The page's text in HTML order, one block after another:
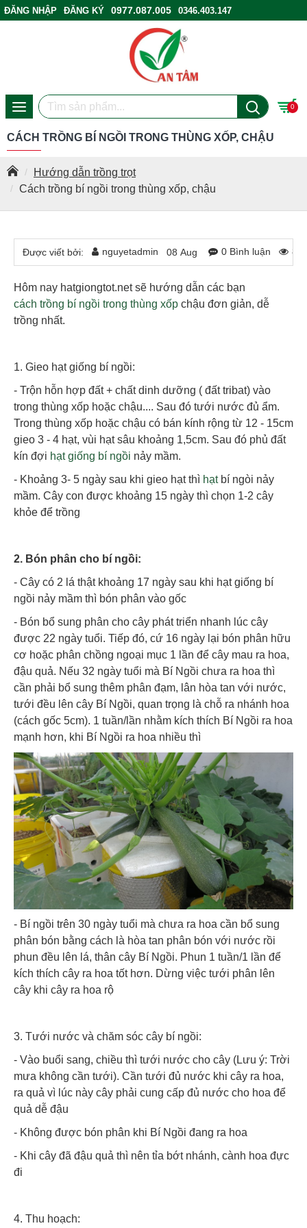
ĐĂNG NHẬP ĐĂNG KÝ 0977.087.005
0346.403.147
0
Hướng dẫn trồng trọt
Cách trồng bí ngồi trong thùng xốp, chậu
CÁCH TRỒNG BÍ NGỒI TRONG THÙNG XỐP, CHẬU
Được viết bởi: nguyetadmin 08 Aug 0 Bình luận
Hôm nay hatgiongtot.net sẽ hướng dẫn các bạn
cách trồng bí ngồi trong thùng xốp chậu đơn giản, dễ
trồng nhất.
1. Gieo hạt giống bí ngồi:
- Trộn hỗn hợp đất + chất dinh dưỡng ( đất tribat) vào
trong thùng xốp hoặc chậu.... Sau đó tưới nước đủ ẩm.
Trong thùng xốp hoặc chậu có bán kính rộng từ 12 - 15cm
gieo 3 - 4 hạt, vùi hạt sâu khoảng 1,5cm. Sau đó phủ đất
kín đợi hạt giống bí ngồi nảy mầm.
- Khoảng 3- 5 ngày sau khi gieo hạt thì hạtbí ngòi nảy
mầm. Cây con được khoảng 15 ngày thì chọn 1-2 cây
khỏe để trồng
2. Bón phân cho bí ngồi:
- Cây có 2 lá thật khoảng 17 ngày sau khi hạt giống bí
ngồi nảy mầm thì bón phân vào gốc
- Bón bổ sung phân cho cây phát triển nhanh lúc cây
được 22 ngày tuổi. Tiếp đó, cứ 16 ngày lại bón phân hữu
cơ hoặc phân chồng ngoại mục 1 lần để cây mau ra hoa,
đậu quả. Nếu 32 ngày tuổi mà Bí Ngồi chưa ra hoa thì
cần phải bổ sung thêm phân đạm, lân hòa tan với nước,
tưới đều lên cây Bí Ngồi, quan trọng là chỗ ra nhánh hoa
(cách gốc 5cm). 1 tuần/lần nhằm kích thích Bí Ngồi ra hoa
mạnh hơn, khi Bí Ngồi ra hoa nhiều thì
- Bí ngồi trên 30 ngày tuổi mà chưa ra hoa cần bổ sung
phân bón bằng cách là hòa tan phân bón với nước rồi
phun đều lên lá, thân cây Bí Ngồi. Phun 1 tuần/1 lần để
kích thích cây ra hoa tốt hơn. Dừng việc tưới phân lên
cây khi cây ra hoa rộ
3. Tưới nước và chăm sóc cây bí ngồi:
- Vào buổi sang, chiều thì tưới nước cho cây (Lưu ý: Trời
mưa không cần tưới). Cần tưới đủ nước khi cây ra hoa,
ra quả vì lúc này cây phải cung cấp đủ nước cho hoa để
quả dễ đậu
- Không được bón phân khi Bí Ngồi đang ra hoa
- Khi cây đã đậu quả thì nên tỉa bớt nhánh, cành hoa đực
đi
4. Thu hoạch: